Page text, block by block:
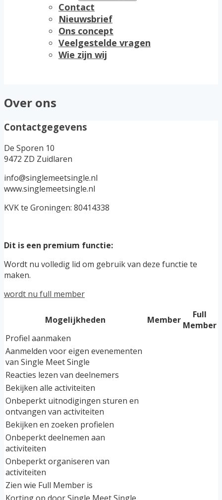
Contact
Nieuwsbrief
Ons concept
Veelgestelde vragen
Wie zijn wij
Over ons
Contactgegevens
De Sporen 10
9472 ZD Zuidlaren
info@singlemeetsingle.nl
www.singlemeetsingle.nl
KVK te Groningen: 80414338
Dit is een premium functie:
Wordt nu volledig lid om gebruik van deze functie te
maken.
wordt nu full member
Mogelijkheden Member
Full
Member
Profiel aanmaken
Aanmelden voor eigen evenementen
van Single Meet Single
Reacties lezen van deelnemers
Bekijken alle activiteiten
Onbeperkt uitnodigingen sturen en
ontvangen van activiteiten
Bekijken en zoeken profielen
Onbeperkt deelnemen aan
activiteiten
Onbeperkt organiseren van
activiteiten
Zien wie Full Member is
Korting op door Single Meet Single